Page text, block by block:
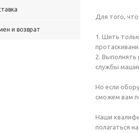
и возврат
Для того,
1. Шить
2. Выполнять
службы
Но если
сможем вам
Наши
полагаться